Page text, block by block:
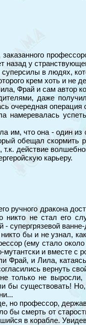
заказанного
у
в людях,
крем хоть и
Фрай и сам автор
даже
очередная
намеревалась
им, что она - один
обещал скормить
т.к. действие
карьеру.
ручного дракона
никто не стал его
- супергрязевой
бы и не узнал,
(ему стало
и вместе с
Фрай, и Лила,
вернуть
только не
бы существовать!
но профессор,
бы смерть от
в корабле.